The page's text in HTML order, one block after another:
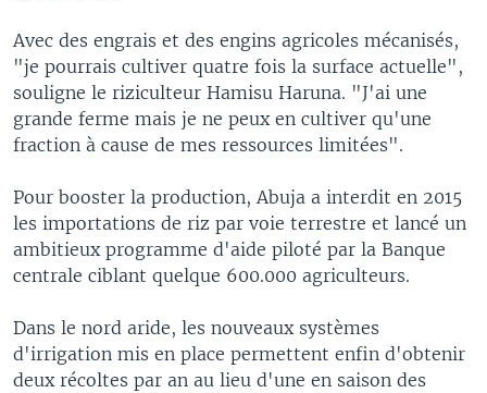
Avec des engrais et des engins agricoles mécanisés,
"je pourrais cultiver quatre fois la surface actuelle",
souligne le riziculteur Hamisu Haruna. "J'ai une
grande ferme mais je ne peux en cultiver qu'une
fraction à cause de mes ressources limitées".
Pour booster la production, Abuja a interdit en 2015
les importations de riz par voie terrestre et lancé un
ambitieux programme d'aide piloté par la Banque
centrale ciblant quelque 600.000 agriculteurs.
Dans le nord aride, les nouveaux systèmes
d'irrigation mis en place permettent enfin d'obtenir
deux récoltes par an au lieu d'une en saison des